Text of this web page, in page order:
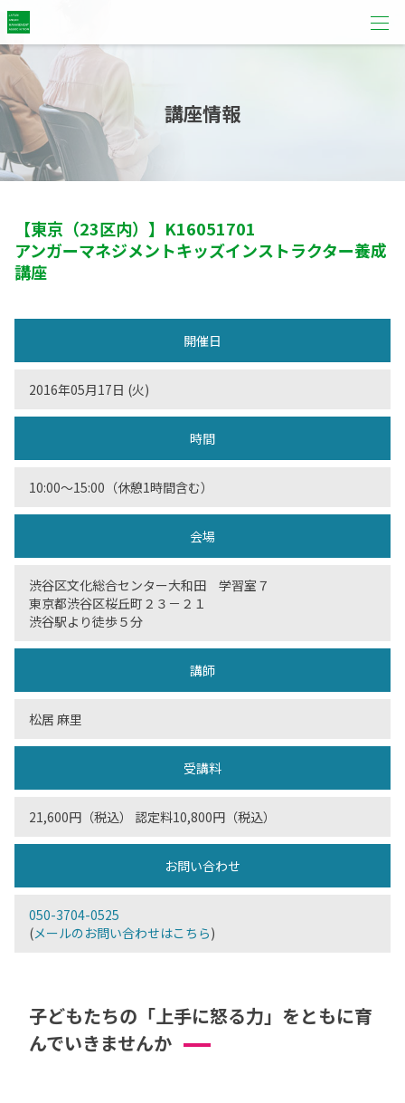
講座情報
【東京（23区内）】 K16051701
アンガーマネジメントキッズインストラクター養成
講座
開催日
2016年05月17日 (火)
時間
10:00～15:00（休憩1時間含む）
会場
渋谷区文化総合センター大和田 学習室７
東京都渋谷区桜丘町２３－２１
渋谷駅より徒歩５分
講師
松居 麻里
受講料
21,600円（税込） 認定料10,800円（税込）
お問い合わせ
050-3704-0525
(メールのお問い合わせはこちら)
子どもたちの「上手に怒る力」をともに育
んでいきませんか